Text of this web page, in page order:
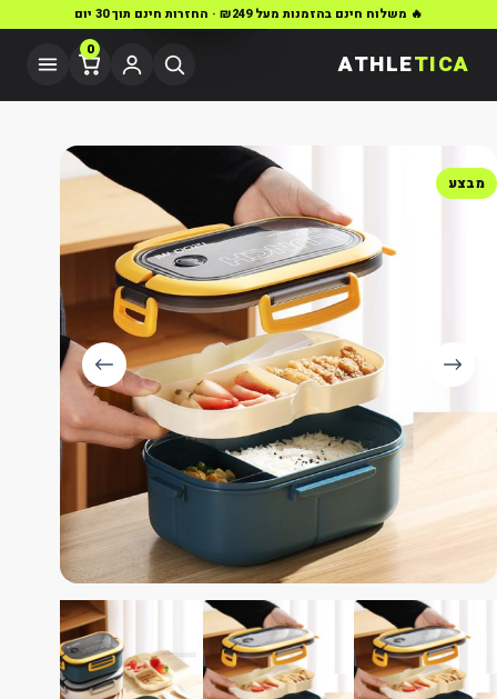
🔥 משלוח חינם בהזמנות מעל ₪249 · החזרות חינם תוך 30 יום
ATHLETICA
0